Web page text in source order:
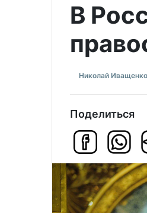
В
Николай Иващенко
Поделиться